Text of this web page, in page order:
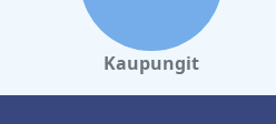
Kaupungit